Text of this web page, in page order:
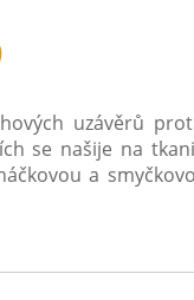
uzávěrů
se našije na
a